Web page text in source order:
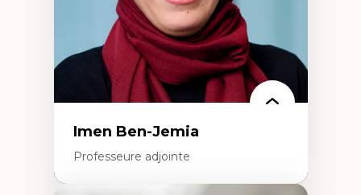
Imen Ben-Jemia
Professeure adjointe